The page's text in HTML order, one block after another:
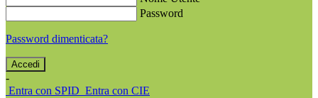
Password
Password dimenticata?
-
Entra con SPID Entra con CIE